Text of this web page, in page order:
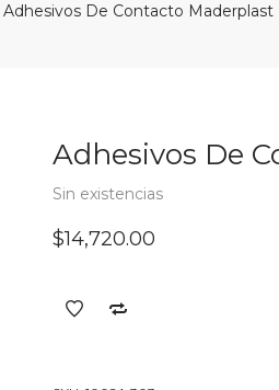
Adhesivos De Contacto Maderplast
Adhesivos De
Sin existencias
$14,720.00